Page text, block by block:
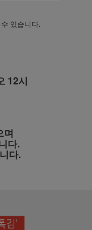
있습니다.
12시
며
다.
다.